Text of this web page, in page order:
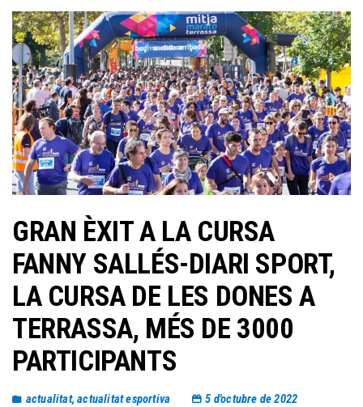
GRAN ÈXIT A LA CURSA
FANNY SALLÉS-DIARI SPORT,
LA CURSA DE LES DONES A
TERRASSA, MÉS DE 3000
PARTICIPANTS
actualitat,actualitat esportiva 5 d'octubre de 2022